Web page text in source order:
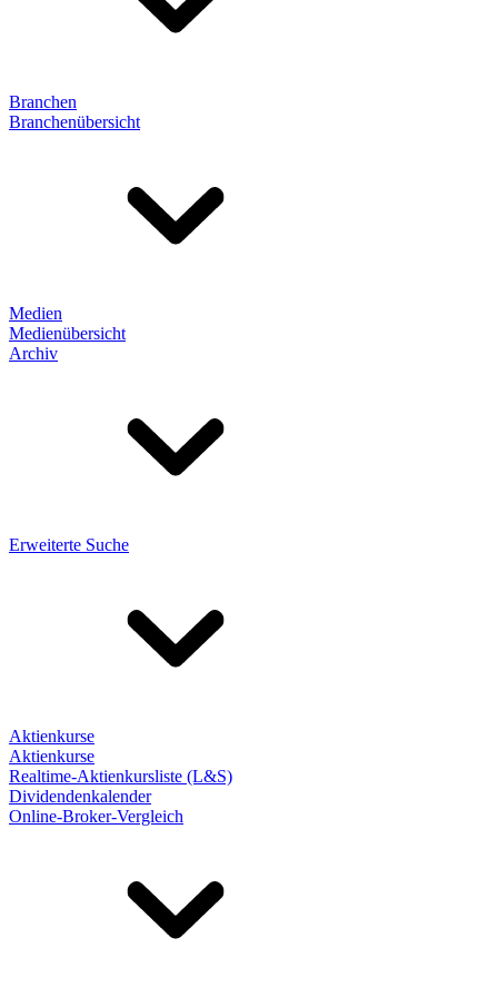
Branchen
Branchenübersicht
Medien
Medienübersicht
Archiv
Erweiterte Suche
Aktienkurse
Aktienkurse
Realtime-Aktienkursliste (L&S)
Dividendenkalender
Online-Broker-Vergleich